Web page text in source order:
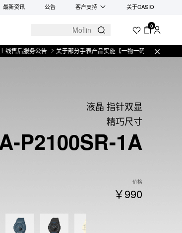
最新资讯 公告 客户支持 关于CASIO
0
务公告 关于部分手表产品实施【一物一码】管理的公告
液晶 指针双显
精巧尺寸
P2100SR-1A
价格
￥990